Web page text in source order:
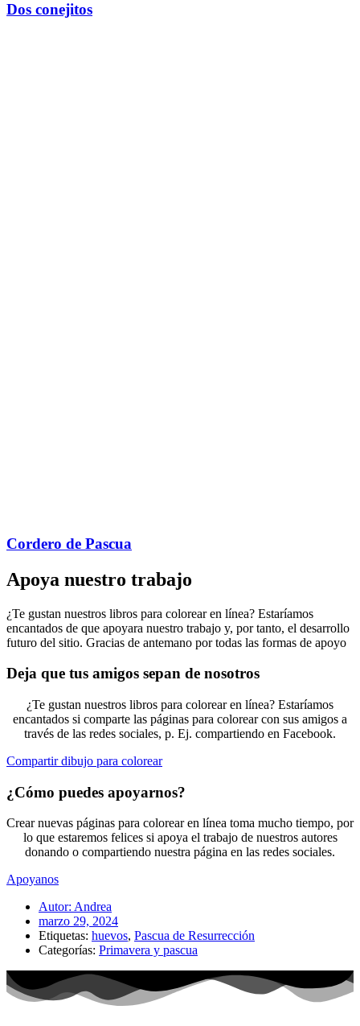
Dos conejitos
Cordero de Pascua
Apoya nuestro trabajo
¿Te gustan nuestros libros para colorear en línea? Estaríamos
encantados de que apoyara nuestro trabajo y, por tanto, el desarrollo
futuro del sitio. Gracias de antemano por todas las formas de apoyo
Deja que tus amigos sepan de nosotros
¿Te gustan nuestros libros para colorear en línea? Estaríamos
encantados si comparte las páginas para colorear con sus amigos a
través de las redes sociales, p. Ej. compartiendo en Facebook.
Compartir dibujo para colorear
¿Cómo puedes apoyarnos?
Crear nuevas páginas para colorear en línea toma mucho tiempo, por
lo que estaremos felices si apoya el trabajo de nuestros autores
donando o compartiendo nuestra página en las redes sociales.
Apoyanos
Autor: Andrea
marzo 29, 2024
Etiquetas: huevos, Pascua de Resurrección
Categorías: Primavera y pascua